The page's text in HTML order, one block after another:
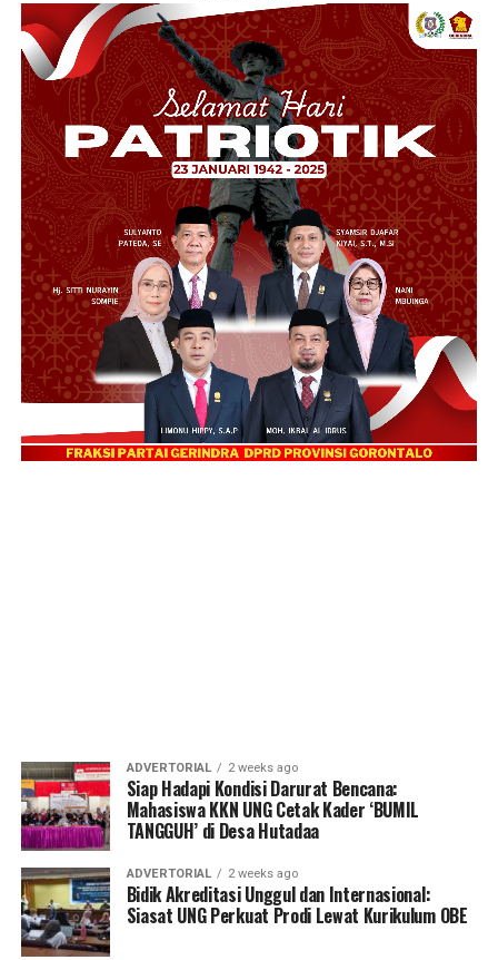
ADVERTORIAL 2 weeks ago
Siap Hadapi Kondisi Darurat Bencana:
Mahasiswa KKN UNG Cetak Kader ‘BUMIL
TANGGUH’ di Desa Hutadaa
ADVERTORIAL 2 weeks ago
Bidik Akreditasi Unggul dan Internasional:
Siasat UNG Perkuat Prodi Lewat Kurikulum OBE